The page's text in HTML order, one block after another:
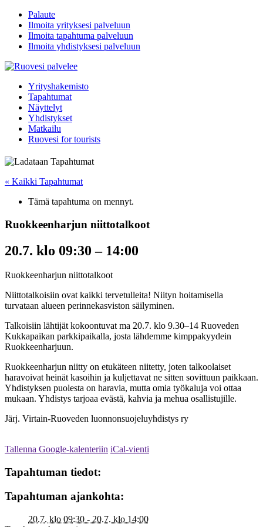
Palaute
Ilmoita yrityksesi palveluun
Ilmoita tapahtuma palveluun
Ilmoita yhdistyksesi palveluun
Yrityshakemisto
Tapahtumat
Näyttelyt
Yhdistykset
Matkailu
Ruovesi for tourists
« Kaikki Tapahtumat
Tämä tapahtuma on mennyt.
Ruokkeenharjun niittotalkoot
20.7. klo 09:30 – 14:00
Ruokkeenharjun niittotalkoot
Niittotalkoisiin ovat kaikki tervetulleita! Niityn hoitamisella
turvataan alueen perinnekasviston säilyminen.
Talkoisiin lähtijät kokoontuvat ma 20.7. klo 9.30–14 Ruoveden
Kukkapaikan parkkipaikalla, josta lähdemme kimppakyydein
Ruokkeenharjuun.
Ruokkeenharjun niitty on etukäteen niitetty, joten talkoolaiset
haravoivat heinät kasoihin ja kuljettavat ne sitten sovittuun paikkaan.
Yhdistyksen puolesta on haravia, mutta omia työkaluja voi ottaa
mukaan. Yhdistys tarjoaa evästä, kahvia ja mehua osallistujille.
Järj. Virtain-Ruoveden luonnonsuojeluyhdistys ry
Tallenna Google-kalenteriin iCal-vienti
Tapahtuman tiedot:
Tapahtuman ajankohta:
20.7. klo 09:30 - 20.7. klo 14:00